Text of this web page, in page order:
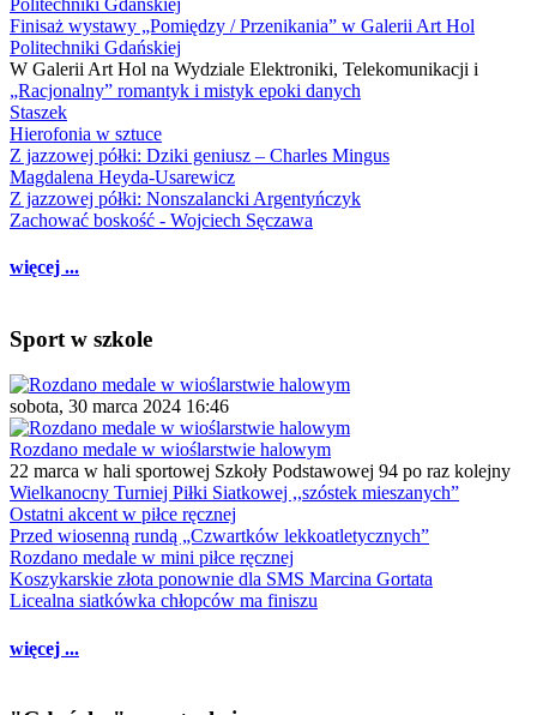
Finisaż wystawy „Pomiędzy / Przenikania” w Galerii Art Hol
Politechniki Gdańskiej
W Galerii Art Hol na Wydziale Elektroniki, Telekomunikacji i
„Racjonalny” romantyk i mistyk epoki danych
Staszek
Hierofonia w sztuce
Z jazzowej półki: Dziki geniusz – Charles Mingus
Magdalena Heyda-Usarewicz
Z jazzowej półki: Nonszalancki Argentyńczyk
Zachować boskość - Wojciech Sęczawa
więcej ...
Sport w szkole
sobota, 30 marca 2024 16:46
Rozdano medale w wioślarstwie halowym
22 marca w hali sportowej Szkoły Podstawowej 94 po raz kolejny
Wielkanocny Turniej Piłki Siatkowej ,,szóstek mieszanych”
Ostatni akcent w piłce ręcznej
Przed wiosenną rundą „Czwartków lekkoatletycznych”
Rozdano medale w mini piłce ręcznej
Koszykarskie złota ponownie dla SMS Marcina Gortata
Licealna siatkówka chłopców ma finiszu
więcej ...